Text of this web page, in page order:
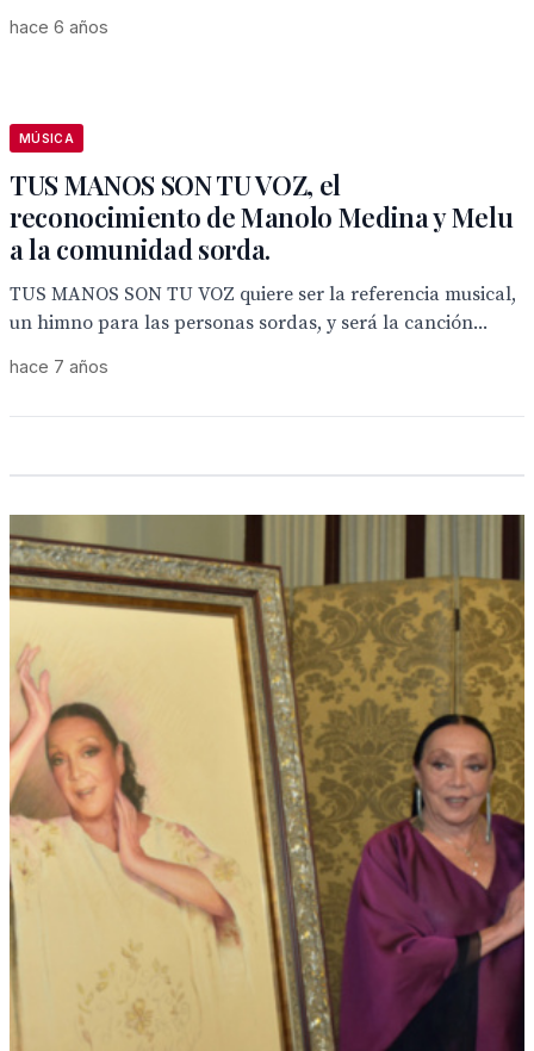
hace 6 años
MÚSICA
TUS MANOS SON TU VOZ, el
reconocimiento de Manolo Medina y Melu
a la comunidad sorda.
TUS MANOS SON TU VOZ quiere ser la referencia musical,
un himno para las personas sordas, y será la canción...
hace 7 años